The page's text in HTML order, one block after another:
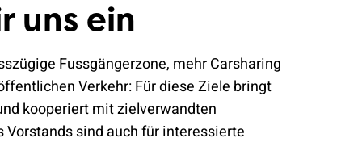
uns ein
Fussgängerzone, mehr Carsharing
Verkehr: Für diese Ziele bringt
kooperiert mit zielverwandten
sind auch für interessierte